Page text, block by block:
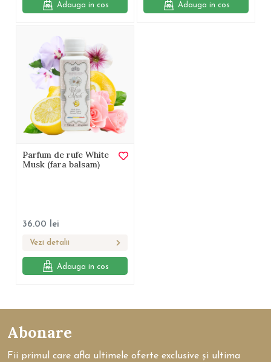
Adauga in cos Adauga in cos
Parfum de rufe White
Musk (fara balsam)
36.00 lei
Vezi detalii
Adauga in cos
Abonare
Fii primul care afla ultimele oferte exclusive și ultima